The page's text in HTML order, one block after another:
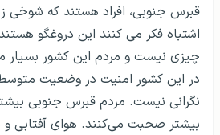
قبرس جنوبی، افراد هستند که شوخی
اشتباه فکر می کنند این دروغگو
چیزی نیست و مردم این کشور بسیار
در این کشور امنیت در وضعیت متوسط
نگرانی نیست. مردم قبرس جنوبی
بیشتر صحبت می‌کنند. هوای آفتابی